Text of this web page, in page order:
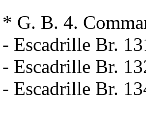
* G. B. 4.
- Escadrille Br.
- Escadrille Br.
- Escadrille Br.